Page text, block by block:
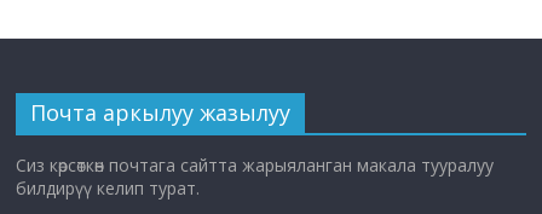
Почта аркылуу жазылуу
Сиз көрсөткөн почтага сайтта жарыяланган макала тууралуу
билдирүү келип турат.